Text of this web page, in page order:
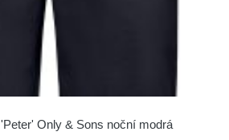
Only & Sons noční modrá